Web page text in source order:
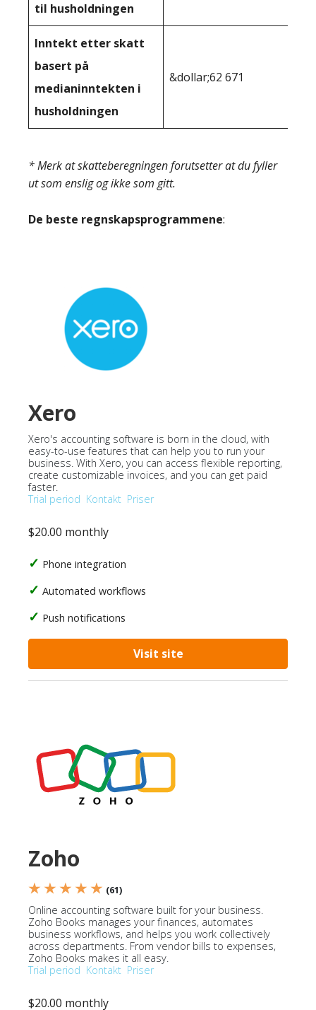
til husholdningen
Inntekt etter skatt
basert på
medianinntekten i
husholdningen
&dollar;62 671
* Merk at skatteberegningen forutsetter at du fyller
ut som enslig og ikke som gitt.
De beste regnskapsprogrammene:
Xero
Xero's accounting software is born in the cloud, with
easy-to-use features that can help you to run your
business. With Xero, you can access flexible reporting,
create customizable invoices, and you can get paid
faster.
Trial period Kontakt Priser
$20.00 monthly
Phone integration
Automated workflows
Push notifications
Visit site
Zoho
★ ★ ★ ★ ★ (61)
Online accounting software built for your business.
Zoho Books manages your finances, automates
business workflows, and helps you work collectively
across departments. From vendor bills to expenses,
Zoho Books makes it all easy.
Trial period Kontakt Priser
$20.00 monthly